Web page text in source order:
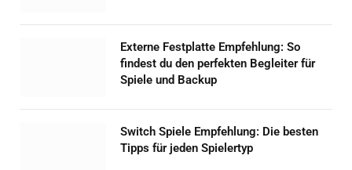
Externe Festplatte Empfehlung: So
findest du den perfekten Begleiter für
Spiele und Backup
Switch Spiele Empfehlung: Die besten
Tipps für jeden Spielertyp